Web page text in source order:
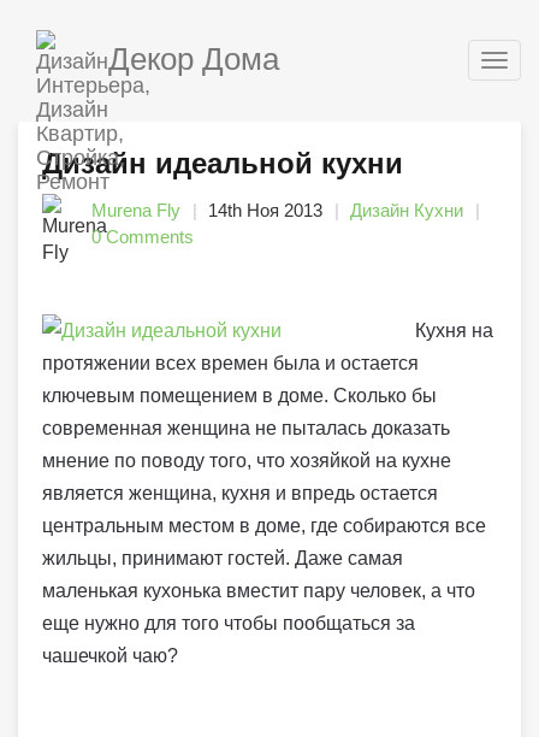
Декор Дома
Дизайн идеальной кухни
Murena Fly 14th Ноя 2013
Дизайн Кухни
0 Comments
Кухня на
протяжении всех времен была и остается
ключевым помещением в доме. Сколько бы
современная женщина не пыталась доказать
мнение по поводу того, что хозяйкой на кухне
является женщина, кухня и впредь остается
центральным местом в доме, где собираются все
жильцы, принимают гостей. Даже самая
маленькая кухонька вместит пару человек, а что
еще нужно для того чтобы пообщаться за
чашечкой чаю?